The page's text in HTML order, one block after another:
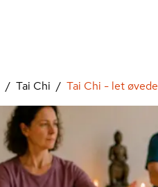
Tai Chi Tai Chi - let øvede